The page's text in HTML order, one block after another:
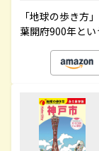
「地球の歩き
葉開府900年と